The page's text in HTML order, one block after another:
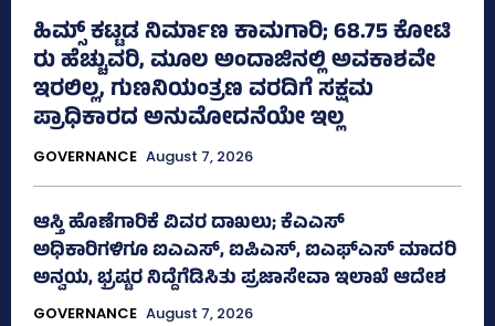
ಹಿಮ್ಸ್‌ ಕಟ್ಟಡ ನಿರ್ಮಾಣ ಕಾಮಗಾರಿ; 68.75 ಕೋಟಿ
ರು ಹೆಚ್ಚುವರಿ, ಮೂಲ ಅಂದಾಜಿನಲ್ಲಿ ಅವಕಾಶವೇ
ಇರಲಿಲ್ಲ, ಗುಣನಿಯಂತ್ರಣ ವರದಿಗೆ ಸಕ್ಷಮ
ಪ್ರಾಧಿಕಾರದ ಅನುಮೋದನೆಯೇ ಇಲ್ಲ
GOVERNANCE August 7, 2026
ಆಸ್ತಿ ಹೊಣೆಗಾರಿಕೆ ವಿವರ ದಾಖಲು; ಕೆಎಎಸ್
ಅಧಿಕಾರಿಗಳಿಗೂ ಐಎಎಸ್‌, ಐಪಿಎಸ್‌, ಐಎಫ್‌ಎಸ್‌ ಮಾದರಿ
ಅನ್ವಯ, ಭ್ರಷ್ಟರ ನಿದ್ದೆಗೆಡಿಸಿತು ಪ್ರಜಾಸೇವಾ ಇಲಾಖೆ ಆದೇಶ
GOVERNANCE August 7, 2026